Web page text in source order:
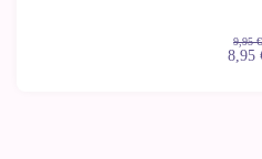
9,95 €
8,95